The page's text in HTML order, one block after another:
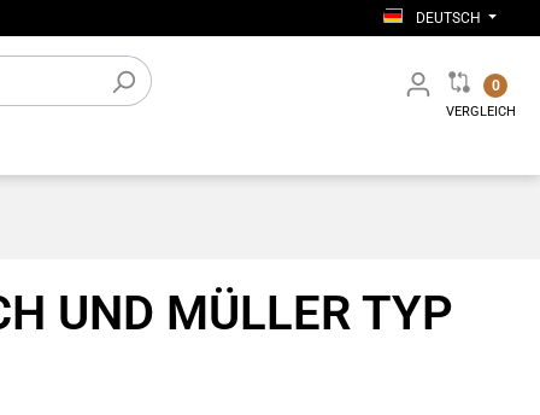
DEUTSCH
0
VERGLEICH
UND MÜLLER TYP